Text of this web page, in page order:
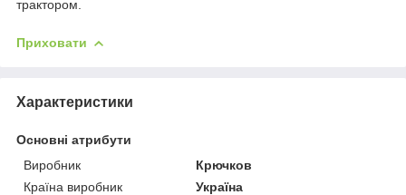
трактором.
Приховати
Характеристики
Основні атрибути
Виробник
Крючков
Країна виробник
Україна